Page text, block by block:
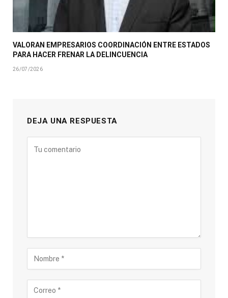
VALORAN EMPRESARIOS COORDINACIÓN ENTRE ESTADOS
PARA HACER FRENAR LA DELINCUENCIA
26/07/2026
DEJA UNA RESPUESTA